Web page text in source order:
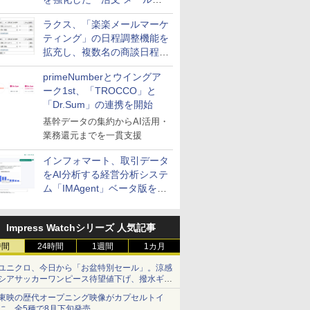
送信防止アドインサービス」
を提供
ラクス、「楽楽メールマーケ
ティング」の日程調整機能を
拡充し、複数名の商談日程調
整を効率化
primeNumberとウイングア
ーク1st、「TROCCO」と
「Dr.Sum」の連携を開始
基幹データの集約からAI活用・
業務還元までを一貫支援
インフォマート、取引データ
をAI分析する経営分析システ
ム「IMAgent」ベータ版を提
Impress Watchシリーズ 人気記事
24時間 1週間 1カ月
ニクロ、今日から「お盆特別セール」。涼感
アサッカーワンピース待望値下げ、撥水ギア
ョーツは1990円に
映の歴代オープニング映像がカプセルトイ